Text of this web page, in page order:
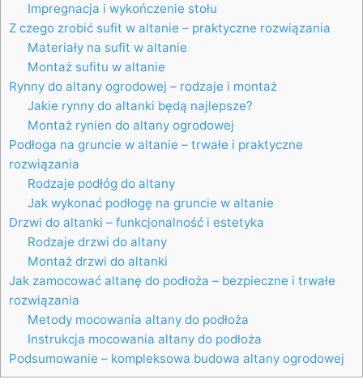
Impregnacja i wykończenie stołu
Z czego zrobić sufit w altanie – praktyczne rozwiązania
Materiały na sufit w altanie
Montaż sufitu w altanie
Rynny do altany ogrodowej – rodzaje i montaż
Jakie rynny do altanki będą najlepsze?
Montaż rynien do altany ogrodowej
Podłoga na gruncie w altanie – trwałe i praktyczne
rozwiązania
Rodzaje podłóg do altany
Jak wykonać podłogę na gruncie w altanie
Drzwi do altanki – funkcjonalność i estetyka
Rodzaje drzwi do altany
Montaż drzwi do altanki
Jak zamocować altanę do podłoża – bezpieczne i trwałe
rozwiązania
Metody mocowania altany do podłoża
Instrukcja mocowania altany do podłoża
Podsumowanie – kompleksowa budowa altany ogrodowej